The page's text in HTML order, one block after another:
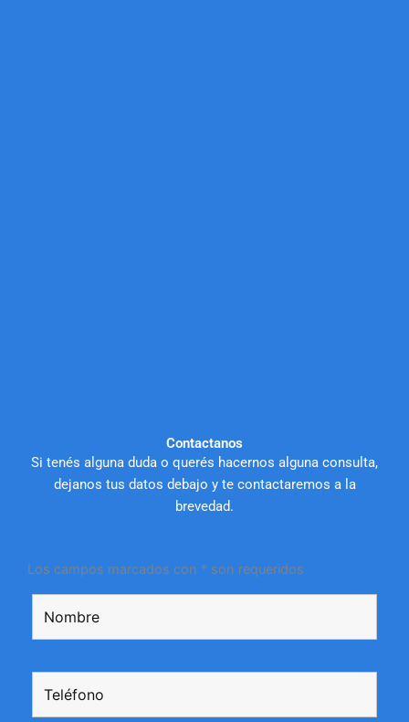
Contactanos
Si tenés alguna duda o querés hacernos alguna consulta,
dejanos tus datos debajo y te contactaremos a la
brevedad.
Los campos marcados con * son requeridos